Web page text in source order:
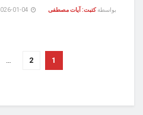
بواسطة كتبت: آيات مصطفى
1
2
…